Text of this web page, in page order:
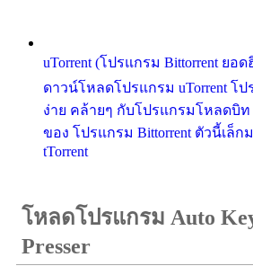
uTorrent (โปรแกรม Bittorrent ยอ
ดาวน์โหลดโปรแกรม uTorrent โป
ง่าย คล้ายๆ กับโปรแกรมโหลดบิท
ของ โปรแกรม Bittorrent ตัวนี้เล็ก
tTorrent
โหลดโปรแกรม Auto
Presser